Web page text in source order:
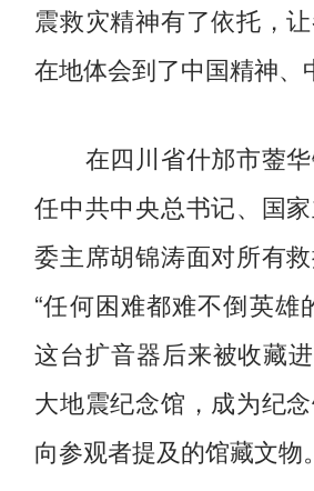
震救灾精神有了依托，
在地体会到了中国精神、
在四川省什邡市蓥华
任中共中央总书记、国
委主席胡锦涛面对所有
“任何困难都难不倒英雄
这台扩音器后来被收藏
大地震纪念馆，成为纪
向参观者提及的馆藏文物。